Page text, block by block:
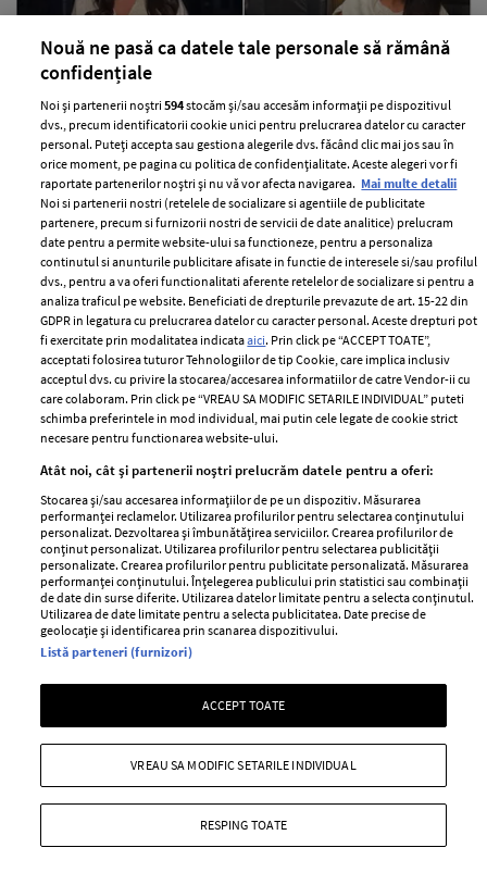
Situația neplăcută prin care a trecut
Anca Serea în timpul călătoriei cu
trenul în Italia, alături de copii: "Suntem
șocați, nu știm ce putem să facem..."
PEOPLE 06 august 2026
Anca Serea a povestit pe rețelele de socializare o situație
extrem de neplăcută prin care ea și copiii ei au trecut.
+ MAI MULTE
Flavia Mihășan de ziua ei de naștere:
"Ești de o forță pe care puțini o
bănuiesc"
PEOPLE 06 august 2026
Andrei Ciobanu a surprins-o pe Flavia Mihășan cu o
declarație de ziua ei de naștere.
Nouă ne pasă ca datele tale personale să rămână
confidențiale
Noi și partenerii noștri594stocăm și/sau accesăm informații pe dispozitivul
dvs., precum identificatorii cookie unici pentru prelucrarea datelor cu caracter
personal. Puteți accepta sau gestiona alegerile dvs. făcând clic mai jos sau în
orice moment, pe pagina cu politica de confidențialitate. Aceste alegeri vor fi
raportate partenerilor noștri și nu vă vor afecta navigarea. Mai multe detalii
Noi si partenerii nostri (retelele de socializare si agentiile de publicitate
partenere, precum si furnizorii nostri de servicii de date analitice) prelucram
date pentru a permite website-ului sa functioneze, pentru a personaliza
continutul si anunturile publicitare afisate in functie de interesele si/sau profilul
dvs., pentru a va oferi functionalitati aferente retelelor de socializare si pentru a
analiza traficul pe website. Beneficiati de drepturile prevazute de art. 15-22 din
GDPR in legatura cu prelucrarea datelor cu caracter personal. Aceste drepturi pot
fi exercitate prin modalitatea indicataaici. Prin click pe “ACCEPT TOATE”,
acceptati folosirea tuturor Tehnologiilor de tip Cookie, care implica inclusiv
acceptul dvs. cu privire la stocarea/accesarea informatiilor de catre Vendor-ii cu
care colaboram. Prin click pe “VREAU SA MODIFIC SETARILE INDIVIDUAL” puteti
schimba preferintele in mod individual, mai putin cele legate de cookie strict
necesare pentru functionarea website-ului.
Atât noi, cât și partenerii noștri prelucrăm datele pentru a oferi:
Stocarea și/sau accesarea informațiilor de pe un dispozitiv. Măsurarea
performanței reclamelor. Utilizarea profilurilor pentru selectarea conținutului
personalizat. Dezvoltarea și îmbunătățirea serviciilor. Crearea profilurilor de
conținut personalizat. Utilizarea profilurilor pentru selectarea publicității
personalizate. Crearea profilurilor pentru publicitate personalizată. Măsurarea
performanței conținutului. Înțelegerea publicului prin statistici sau combinații
de date din surse diferite. Utilizarea datelor limitate pentru a selecta conținutul.
Utilizarea de date limitate pentru a selecta publicitatea. Date precise de
geolocație și identificarea prin scanarea dispozitivului.
Listă parteneri (furnizori)
ACCEPT TOATE
RESPING TOATE
VREAU SA MODIFIC SETARILE INDIVIDUAL